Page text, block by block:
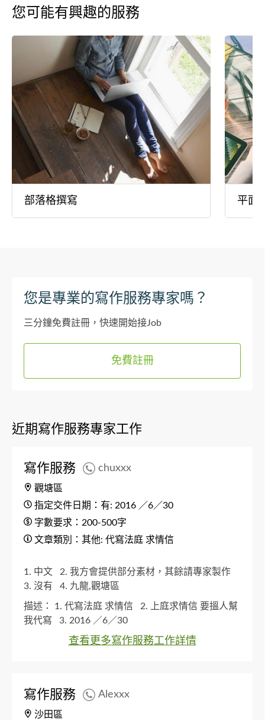
您可能有興趣的服務
部落格撰寫 平面
您是專業的寫作服務專家嗎？
三分鐘免費註冊，快速開始接Job
免費註冊
近期寫作服務專家工作
寫作服務 chuxxx
觀塘區
指定交件日期：有: 2016 ／6／30
字數要求：200-500字
文章類別：其他: 代寫法庭 求情信
1. 中文
2. 我方會提供部分素材，其餘請專家製作
3. 沒有
4. 九龍,觀塘區
描述： 1. 代寫法庭 求情信
2. 上庭求情信 要搵人幫
我代寫
3. 2016 ／6／30
查看更多寫作服務工作詳情
寫作服務 Alexxx
沙田區